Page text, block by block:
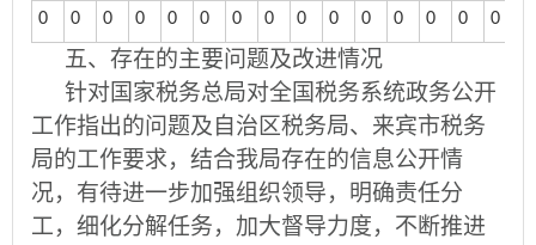
0 0 0 0 0 0 0 0 0 0 0 0 0 0 0
五、存在的主要问题及改进情况
针对国家税务总局对全国税务系统政务公开
工作指出的问题及自治区税务局、来宾市税务
局的工作要求，结合我局存在的信息公开情
况，有待进一步加强组织领导，明确责任分
工，细化分解任务，加大督导力度，不断推进